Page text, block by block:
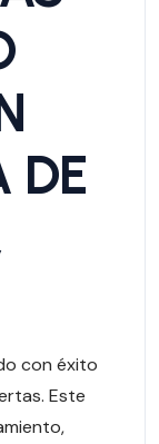
DE
con éxito
Este